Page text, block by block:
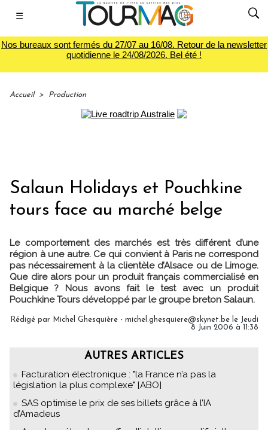
☰
Nos bureaux sont fermés du 27/07 au 16/08. Retour de la newsletter
quotidienne le 24/08/2026. Bel été !
Accueil > Production
Salaun Holidays et Pouchkine
tours face au marché belge
Le comportement des marchés est très différent d’une
région à une autre. Ce qui convient à Paris ne correspond
pas nécessairement à la clientèle d’Alsace ou de Limoge.
Que dire alors pour un produit français commercialisé en
Belgique ? Nous avons fait le test avec un produit
Pouchkine Tours développé par le groupe breton Salaun.
Rédigé par Michel Ghesquière - michel.ghesquiere@skynet.be le Jeudi
8 Juin 2006 à 11:38
AUTRES ARTICLES
Facturation électronique : "la France n’a pas la
législation la plus complexe" [ABO]
SAS optimise le prix de ses billets grâce à l’IA
d’Amadeus